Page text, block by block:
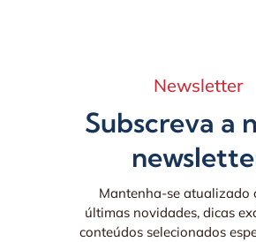
Newsletter
Subscreva a
Mantenha-se atualizado
últimas novidades, dicas
conteúdos selecionados